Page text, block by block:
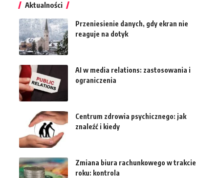
Aktualności
Przeniesienie danych, gdy ekran nie
reaguje na dotyk
AI w media relations: zastosowania i
ograniczenia
Centrum zdrowia psychicznego: jak
znaleźć i kiedy
Zmiana biura rachunkowego w trakcie
roku: kontrola